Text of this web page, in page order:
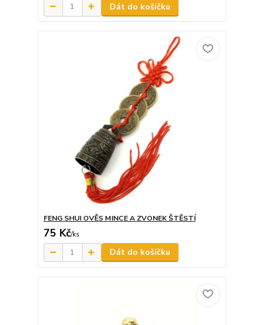
Dát do košíčku
FENG SHUI OVĚS MINCE A ZVONEK ŠTĚSTÍ
75 Kč/ks
Dát do košíčku